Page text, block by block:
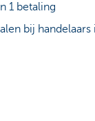
1 betaling
bij handelaars